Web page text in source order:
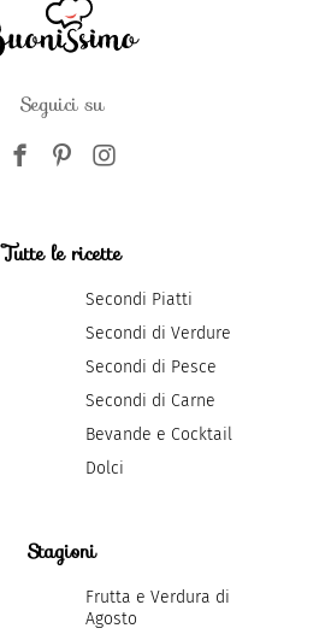
Seguici su
Tutte le ricette
Secondi Piatti
Secondi di Verdure
Secondi di Pesce
Secondi di Carne
Bevande e Cocktail
Dolci
Stagioni
Frutta e Verdura di
Agosto